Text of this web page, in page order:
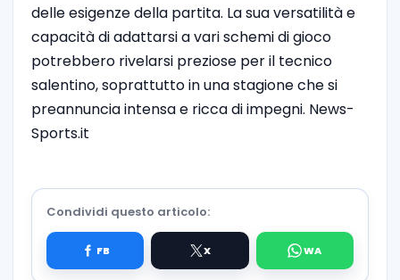
delle esigenze della partita. La sua versatilità e
capacità di adattarsi a vari schemi di gioco
potrebbero rivelarsi preziose per il tecnico
salentino, soprattutto in una stagione che si
preannuncia intensa e ricca di impegni. News-
Sports.it
Condividi questo articolo: